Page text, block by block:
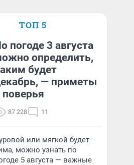
ТОП 5
погоде 3 августа
определить,
будет
— приметы
поверья
87 228 11
или мягкой будет
можно узнать по
5 августа — важные